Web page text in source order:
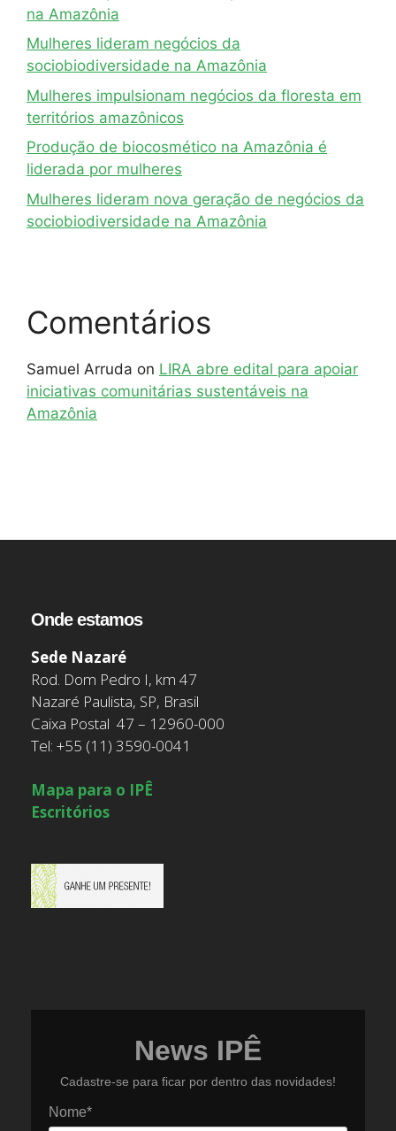
na Amazônia
Mulheres lideram negócios da
sociobiodiversidade na Amazônia
Mulheres impulsionam negócios da floresta em
territórios amazônicos
Produção de biocosmético na Amazônia é
liderada por mulheres
Mulheres lideram nova geração de negócios da
sociobiodiversidade na Amazônia
Comentários
Samuel Arruda on LIRA abre edital para apoiar
iniciativas comunitárias sustentáveis na
Amazônia
Onde estamos
Sede Nazaré
Rod. Dom Pedro I, km 47
Nazaré Paulista, SP, Brasil
Caixa Postal 47 – 12960-000
Tel: +55 (11) 3590-0041
Mapa para o IPÊ
Escritórios
News IPÊ
Cadastre-se para ficar por dentro das novidades!
Nome*